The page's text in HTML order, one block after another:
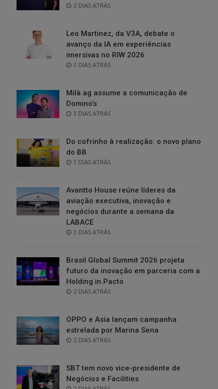
POSTED
2 DIAS ATRÁS
Leo Martinez, da V3A, debate o
avanço da IA em experiências
imersivas no RIW 2026
POSTED
3 DIAS ATRÁS
Milà.ag assume a comunicação de
Domino’s
POSTED
3 DIAS ATRÁS
Do cofrinho à realização: o novo plano
do BB
POSTED
3 DIAS ATRÁS
Avantto House reúne líderes da
aviação executiva, inovação e
negócios durante a semana da
LABACE
POSTED
3 DIAS ATRÁS
Brasil Global Summit 2026 projeta
futuro da inovação em parceria com a
Holding in.Pacto
POSTED
2 DIAS ATRÁS
OPPO e Asia lançam campanha
estrelada por Marina Sena
POSTED
2 DIAS ATRÁS
SBT tem novo vice-presidente de
Negócios e Facilities